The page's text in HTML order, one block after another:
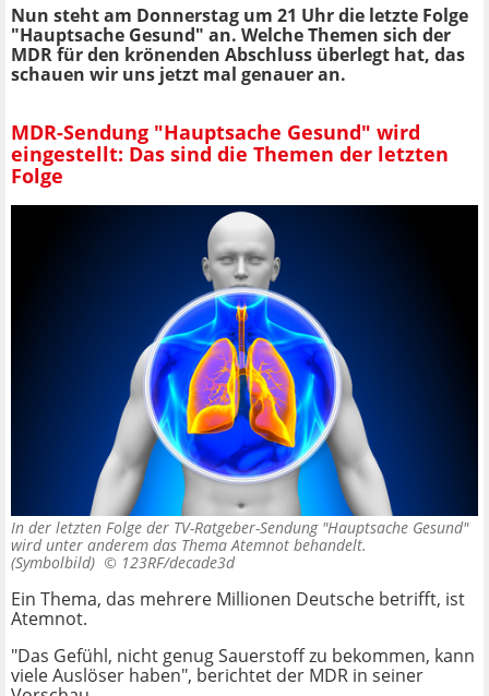
Nun steht am Donnerstag um 21 Uhr die letzte Folge
"Hauptsache Gesund" an. Welche Themen sich der
MDR für den krönenden Abschluss überlegt hat, das
schauen wir uns jetzt mal genauer an.
MDR-Sendung "Hauptsache Gesund" wird
eingestellt: Das sind die Themen der letzten
Folge
In der letzten Folge der TV-Ratgeber-Sendung "Hauptsache Gesund"
wird unter anderem das Thema Atemnot behandelt.
(Symbolbild) © 123RF/decade3d
Ein Thema, das mehrere Millionen Deutsche betrifft, ist
Atemnot.
"Das Gefühl, nicht genug Sauerstoff zu bekommen, kann
viele Auslöser haben", berichtet der MDR in seiner